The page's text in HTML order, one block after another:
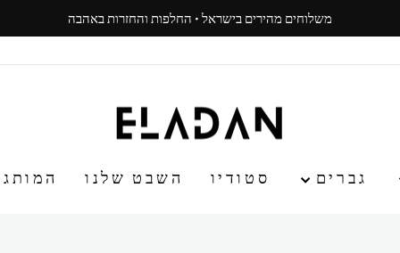
עצור
ניגון
משלוחים מהירים בישראל · החלפות והחזרות באהבה
גברים סטודיו השבט שלנו המותג